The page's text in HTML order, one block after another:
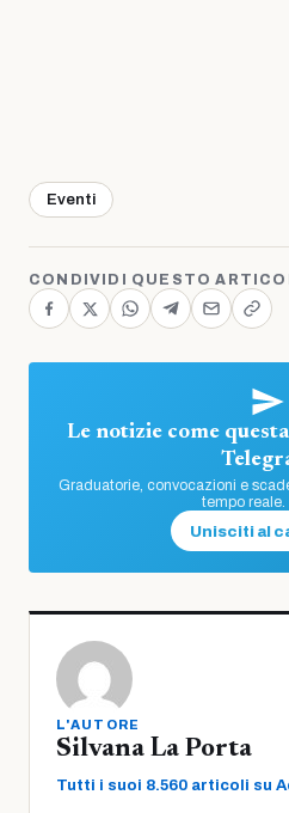
Eventi
CONDIVIDI QUESTO
Le notizie come
Graduatorie, convocazioni e
tempo reale.
Unisciti al
L'AUTORE
Silvana La Porta
Tutti i suoi 8.560 articoli su